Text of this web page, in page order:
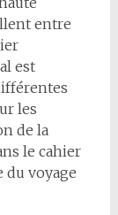
entre
est
les
de la
le cahier
du voyage